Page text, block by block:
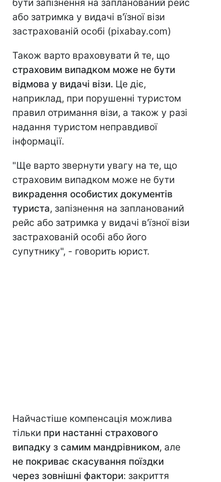
бути запізнення на запланований рейс
або затримка у видачі в'їзної візи
застрахованій особі (pixabay.com)
Також варто враховувати й те, що
страховим випадком може не бути
відмова у видачі візи. Це діє,
наприклад, при порушенні туристом
правил отримання візи, а також у разі
надання туристом неправдивої
інформації.
"Ще варто звернути увагу на те, що
страховим випадком може не бути
викрадення особистих документів
туриста, запізнення на запланований
рейс або затримка у видачі в'їзної візи
застрахованій особі або його
супутнику", - говорить юрист.
Найчастіше компенсація можлива
тільки при настанні страхового
випадку з самим мандрівником, але
не покриває скасування поїздки
через зовнішні фактори: закриття